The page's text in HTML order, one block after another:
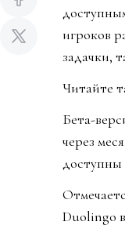
игроков
задачки,
Читайте
Бета-
через
доступны
Duolingo